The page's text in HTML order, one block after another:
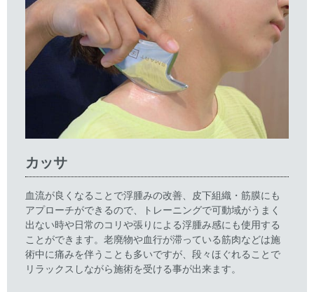
カッサ
血流が良くなることで浮腫みの改善、皮下組織・筋膜にも
アプローチができるので、トレーニングで可動域がうまく
出ない時や日常のコリや張りによる浮腫み感にも使用する
ことができます。老廃物や血行が滞っている筋肉などは施
術中に痛みを伴うことも多いですが、段々ほぐれることで
リラックスしながら施術を受ける事が出来ます。